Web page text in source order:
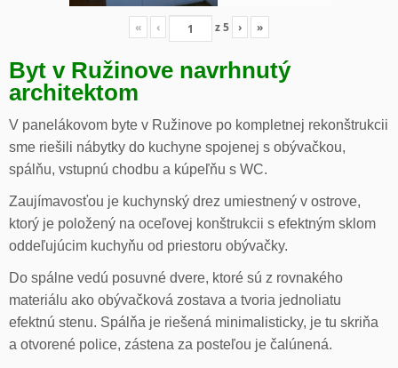
« ‹ z5 › »
Byt v Ružinove navrhnutý
architektom
V panelákovom byte v Ružinove po kompletnej rekonštrukcii
sme riešili nábytky do kuchyne spojenej s obývačkou,
spálňu, vstupnú chodbu a kúpeľňu s WC.
Zaujímavosťou je kuchynský drez umiestnený v ostrove,
ktorý je položený na oceľovej konštrukcii s efektným sklom
oddeľujúcim kuchyňu od priestoru obývačky.
Do spálne vedú posuvné dvere, ktoré sú z rovnakého
materiálu ako obývačková zostava a tvoria jednoliatu
efektnú stenu. Spálňa je riešená minimalisticky, je tu skriňa
a otvorené police, zástena za posteľou je čalúnená.